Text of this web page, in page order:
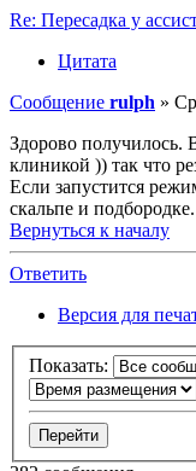
Re: Пересадка у
Цитата
Сообщение rulph »
Здорово получилось.
клиникой )) так что
Если запустится
скальпе и подбородке.
Вернуться к началу
Ответить
Версия для
Показать: